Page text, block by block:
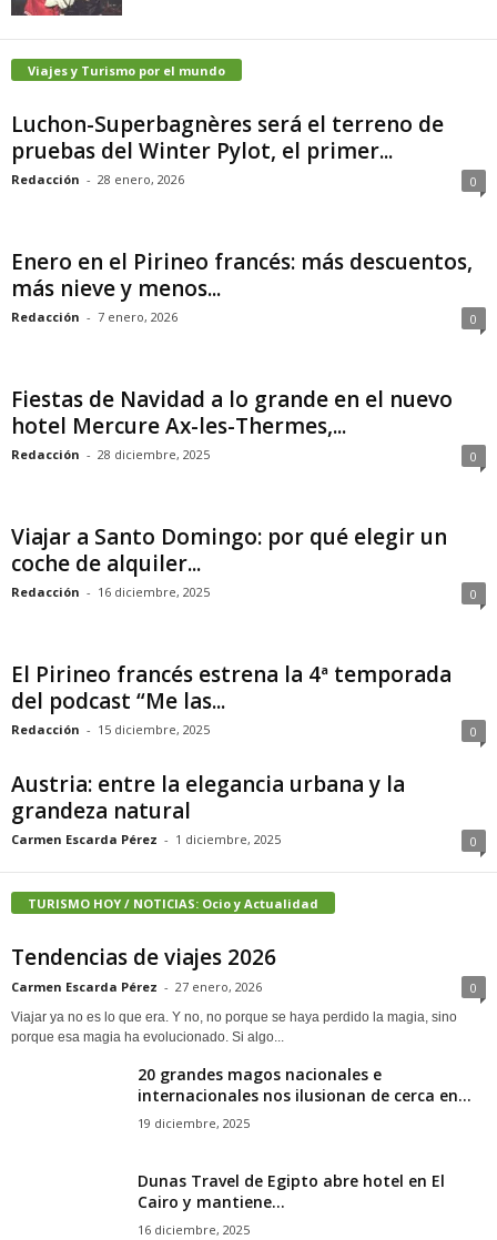
Viajes y Turismo por el mundo
Luchon-Superbagnères será el terreno de
pruebas del Winter Pylot, el primer...
Redacción - 28 enero, 2026 0
Enero en el Pirineo francés: más descuentos,
más nieve y menos...
Redacción - 7 enero, 2026 0
Fiestas de Navidad a lo grande en el nuevo
hotel Mercure Ax-les-Thermes,...
Redacción - 28 diciembre, 2025 0
Viajar a Santo Domingo: por qué elegir un
coche de alquiler...
Redacción - 16 diciembre, 2025 0
El Pirineo francés estrena la 4ª temporada
del podcast “Me las...
Redacción - 15 diciembre, 2025 0
Austria: entre la elegancia urbana y la
grandeza natural
Carmen Escarda Pérez - 1 diciembre, 2025 0
TURISMO HOY / NOTICIAS: Ocio y Actualidad
Tendencias de viajes 2026
Carmen Escarda Pérez - 27 enero, 2026 0
Viajar ya no es lo que era. Y no, no porque se haya perdido la magia, sino
porque esa magia ha evolucionado. Si algo...
20 grandes magos nacionales e
internacionales nos ilusionan de cerca en...
19 diciembre, 2025
Dunas Travel de Egipto abre hotel en El
Cairo y mantiene...
16 diciembre, 2025